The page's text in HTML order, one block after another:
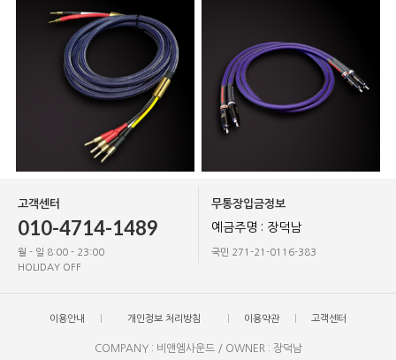
고객센터
010-4714-1489
월 - 일 8:00 - 23:00
HOLIDAY OFF
무통장입금정보
예금주명 : 장덕남
국민 271-21-0116-383
이용안내 개인정보 처리방침 이용약관 고객센터
COMPANY : 비앤엠사운드 / OWNER : 장덕남